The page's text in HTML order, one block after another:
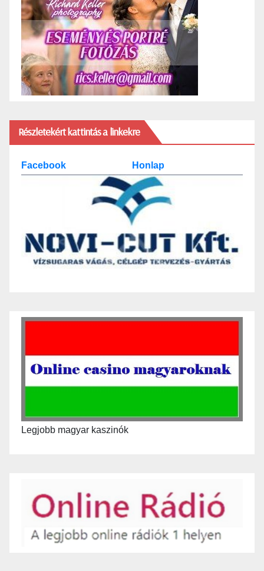
Részletekért kattintás a linkekre
Facebook Honlap
Legjobb magyar kaszinók